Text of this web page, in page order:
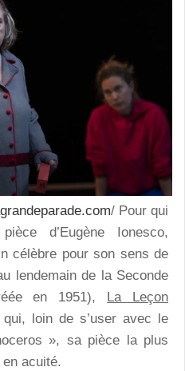
/ Pour qui
d’Eugène Ionesco,
célèbre pour son sens de
lendemain de la Seconde
en 1951), La Leçon
loin de s’user avec le
», sa pièce la plus
acuité.